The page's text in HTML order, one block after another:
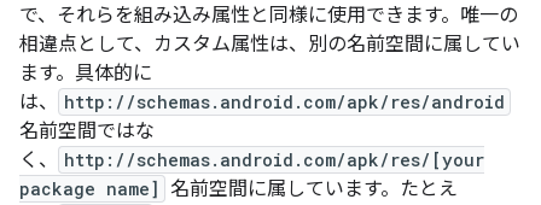
で、それらを組み込み属性と同様に使用できます。唯一の
相違点として、カスタム属性は、別の名前空間に属してい
ます。具体的に
は、
http://schemas.android.com/apk/res/android
名前空間ではな
く、
http://schemas.android.com/apk/res/[your
package name]
名前空間に属しています。たとえ